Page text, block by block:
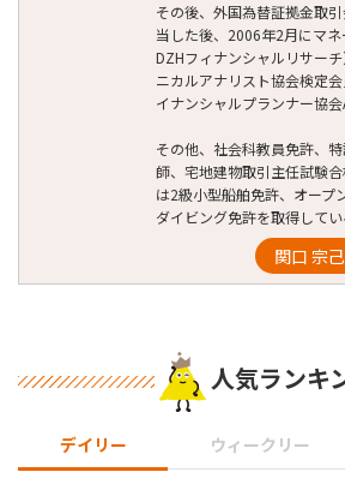
その後、外国為替証拠金取
当した後、2006年2月にマネ
DZHフィナンシャルリサー
ニカルアナリスト協会検定
イナンシャルプランナー協会
その他、社会科教員免許、
師、宅地建物取引主任試験
は2級小型船舶免許、オープ
ダイビング免許を取得してい
関口 宗
人気ランキ
デイリー ウィークリー